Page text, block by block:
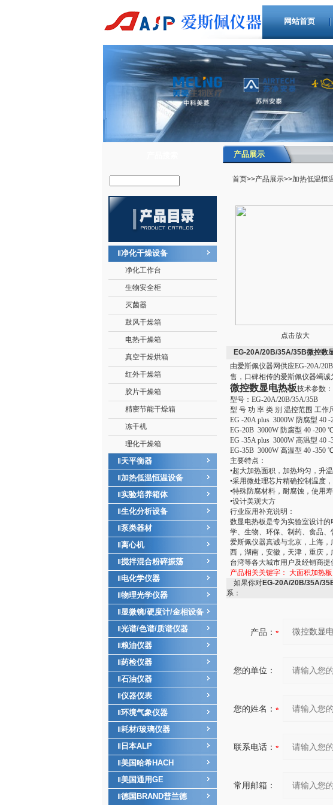
网站首页
净化干燥设备
净化工作台
生物安全柜
灭菌器
鼓风干燥箱
电热干燥箱
真空干燥烘箱
红外干燥箱
胶片干燥箱
精密节能干燥箱
冻干机
理化干燥箱
天平衡器
加热低温恒温设备
实验培养箱体
生化分析设备
泵类器材
离心机
搅拌混合粉碎振荡
电化学仪器
物理光学仪器
显微镜/硬度计/金相设备
光谱/色谱/质谱仪器
粮油仪器
药检仪器
石油仪器
仪器仪表
环境气象仪器
耗材/玻璃仪器
日本ALP
美国哈希HACH
美国通用GE
德国BRAND普兰德
产品展示
首页>>产品展示>>加热低温恒
点击放大
EG-20A/20B/35A/35B微控数
由爱斯佩仪器网供应EG-20A/
售，口碑相传的爱斯佩仪器竭诚
微控数显电热板技术参数：
型号：EG-20A/20B/35A/35B
型 号 功 率 类 别 温控范围 工作
EG -20A plus 3000W 防腐型 40
EG-20B 3000W 防腐型 40 -200
EG -35A plus 3000W 高温型 40
EG-35B 3000W 高温型 40 -350
主要特点：
•超大加热面积，加热均匀，升
•采用微处理芯片精确控制温度
•特殊防腐材料，耐腐蚀，使用
•设计美观大方
行业应用补充说明：
数显电热板是专为实验室设计
学、生物、环保、制药、食品、
爱斯佩仪器真诚与北京，上海
西，湖南，安徽，天津，重庆
台湾等各大城市用户及经销商提
产品相关关键字： 大面积加热板
如果你对EG-20A/20B/35A/
系：
产品：
您的单位：
您的姓名：
联系电话：
常用邮箱：